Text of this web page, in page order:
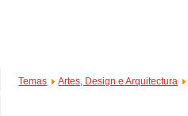
Temas Artes, Design e Arquitectura